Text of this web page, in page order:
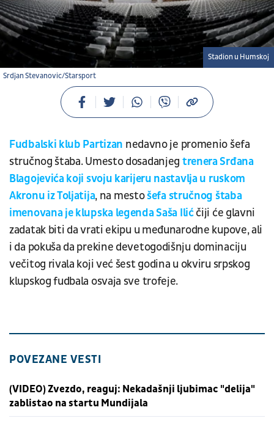
Srdjan Stevanovic/Starsport
Stadion u Humskoj
Fudbalski klub Partizan nedavno je promenio šefa
stručnog štaba. Umesto dosadanjeg trenera Srđana
Blagojevića koji svoju karijeru nastavlja u ruskom
Akronu iz Toljatija, na mestošefa stručnog štaba
imenovana je klupska legenda Saša Ilićčiji će glavni
zadatak biti da vrati ekipu u međunarodne kupove, ali
i da pokuša da prekine devetogodišnju dominaciju
večitog rivala koji već šest godina u okviru srpskog
klupskog fudbala osvaja sve trofeje.
POVEZANE VESTI
(VIDEO) Zvezdo, reaguj: Nekadašnji ljubimac "delija"
zablistao na startu Mundijala